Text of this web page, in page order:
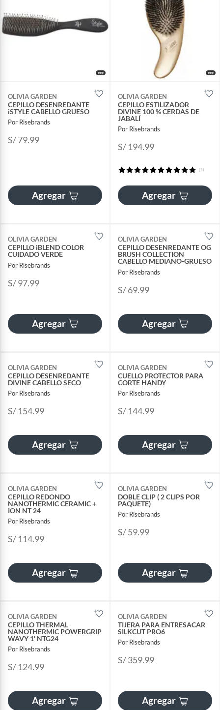
OLIVIA GARDEN
CEPILLO DESENREDANTE
iSTYLE CABELLO GRUESO
Por Risebrands
S/ 79.99
Agregar
OLIVIA GARDEN
CEPILLO ESTILIZADOR
DIVINE 100 % CERDAS DE
JABALÍ
Por Risebrands
S/ 194.99
(1)
Agregar
OLIVIA GARDEN
CEPILLO iBLEND COLOR
CUIDADO VERDE
Por Risebrands
S/ 97.99
Agregar
OLIVIA GARDEN
CEPILLO DESENREDANTE OG
BRUSH COLLECTION
CABELLO MEDIANO-GRUESO
Por Risebrands
S/ 69.99
Agregar
OLIVIA GARDEN
CEPILLO DESENREDANTE
DIVINE CABELLO SECO
Por Risebrands
S/ 154.99
Agregar
OLIVIA GARDEN
CUELLO PROTECTOR PARA
CORTE HANDY
Por Risebrands
S/ 144.99
Agregar
OLIVIA GARDEN
CEPILLO REDONDO
NANOTHERMIC CERAMIC +
ION NT 24
Por Risebrands
S/ 114.99
Agregar
OLIVIA GARDEN
DOBLE CLIP ( 2 CLIPS POR
PAQUETE)
Por Risebrands
S/ 59.99
Agregar
OLIVIA GARDEN
CEPILLO THERMAL
NANOTHERMIC POWERGRIP
WAVY 1' NTG24
Por Risebrands
S/ 124.99
Agregar
OLIVIA GARDEN
TIJERA PARA ENTRESACAR
SILKCUT PRO6
Por Risebrands
S/ 359.99
Agregar